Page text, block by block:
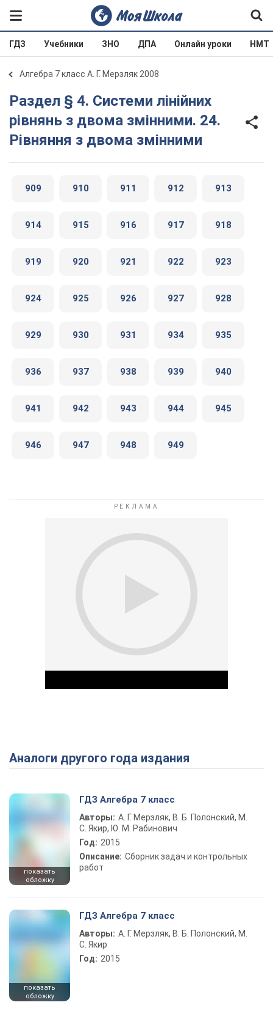
ГДЗ Учебники ЗНО ДПА Онлайн уроки НМТ
Алгебра 7 класс А. Г. Мерзляк 2008
Раздел § 4. Системи лінійних
рівнянь з двома змінними. 24.
Рівняння з двома змінними
909 910 911 912 913
914 915 916 917 918
919 920 921 922 923
924 925 926 927 928
929 930 931 934 935
936 937 938 939 940
941 942 943 944 945
946 947 948 949
Play Video
Аналоги другого года издания
показать
обложку
ГДЗ Алгебра 7 класс
Авторы: А. Г. Мерзляк, В. Б. Полонский, М.
С. Якир, Ю. М. Рабинович
Год: 2015
Описание: Сборник задач и контрольных
работ
показать
обложку
ГДЗ Алгебра 7 класс
Авторы: А. Г. Мерзляк, В. Б. Полонский, М.
С. Якир
Год: 2015